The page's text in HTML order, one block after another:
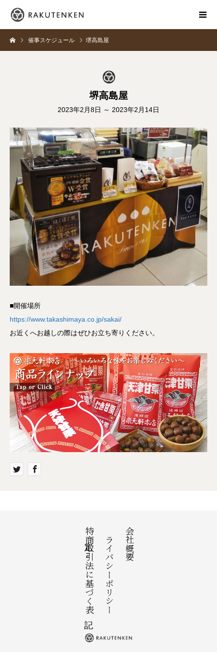
催事スケジュール 堺高島屋
堺高島屋
2023年2月8日 ～ 2023年2月14日
■開催場所
https://www.takashimaya.co.jp/sakai/
お近くへお越しの際はぜひお立ち寄りください。
会社概要
プライバシーポリシー
特定商取引法に基づく表記